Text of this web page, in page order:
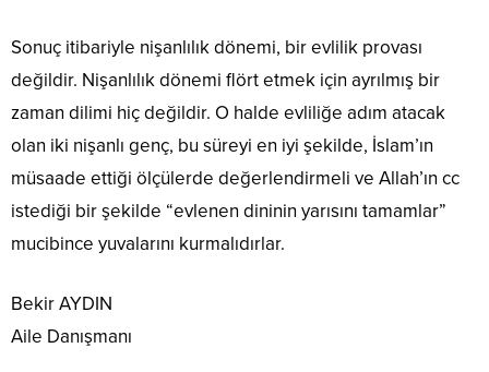
Sonuç itibariyle nişanlılık dönemi, bir evlilik provası
değildir. Nişanlılık dönemi flört etmek için ayrılmış bir
zaman dilimi hiç değildir. O halde evliliğe adım atacak
olan iki nişanlı genç, bu süreyi en iyi şekilde, İslam’ın
müsaade ettiği ölçülerde değerlendirmeli ve Allah’ın cc
istediği bir şekilde “evlenen dininin yarısını tamamlar”
mucibince yuvalarını kurmalıdırlar.
Bekir AYDIN
Aile Danışmanı